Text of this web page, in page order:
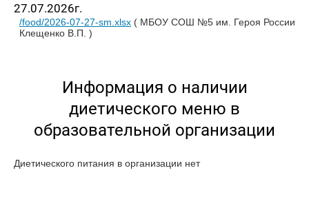
27.07.2026г.
/food/2026-07-27-sm.xlsx ( МБОУ СОШ №5 им. Героя России
Клещенко В.П. )
Информация о наличии
диетического меню в
образовательной организации
Диетического питания в организации нет